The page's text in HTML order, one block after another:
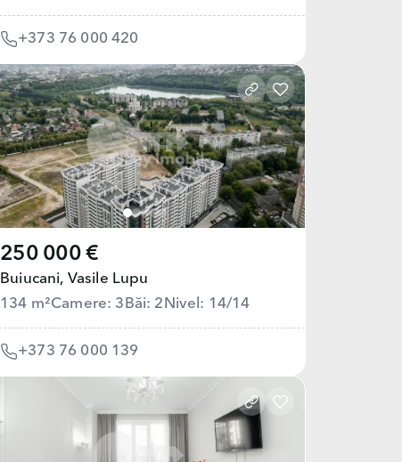
+373 76 000 420
250 000 €
Buiucani, Vasile Lupu
134 m²Camere: 3 Băi: 2 Nivel: 14/14
+373 76 000 139